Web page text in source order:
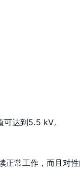
达到5.5 kV。
常工作，而且对